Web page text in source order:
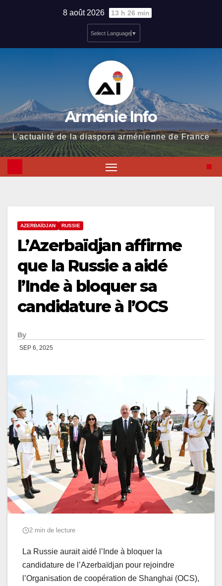
8 août 2026 13 h 26 min
Select Language ▼
Arménie Info
L'actualité de la diaspora arménienne de France
AZERBAÏDJAN RUSSIE
L’Azerbaïdjan affirme
que la Russie a aidé
l’Inde à bloquer sa
candidature à l’OCS
By
SEP 6, 2025
2 min de lecture
La Russie aurait aidé l’Inde à bloquer la
candidature de l’Azerbaïdjan pour rejoindre
l’Organisation de coopération de Shanghai (OCS),